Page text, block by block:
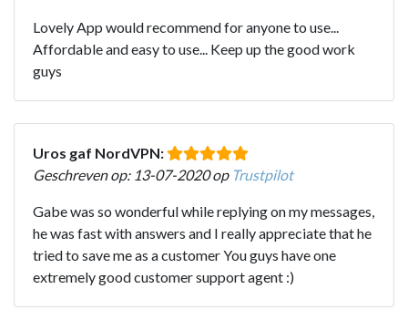
Lovely App would recommend for anyone to use...
Affordable and easy to use... Keep up the good work
guys
Uros gaf NordVPN:
Geschreven op: 13-07-2020 op Trustpilot
Gabe was so wonderful while replying on my messages,
he was fast with answers and I really appreciate that he
tried to save me as a customer You guys have one
extremely good customer support agent :)